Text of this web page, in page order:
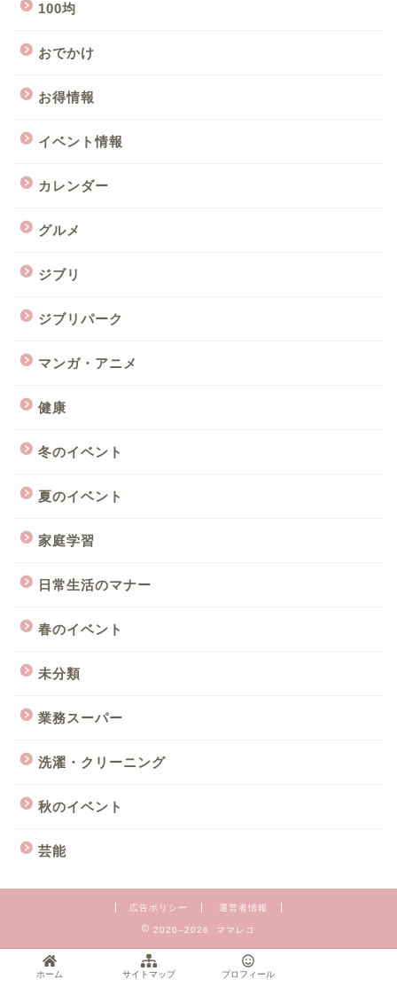
100均
おでかけ
お得情報
イベント情報
カレンダー
グルメ
ジブリ
ジブリパーク
マンガ・アニメ
健康
冬のイベント
夏のイベント
家庭学習
日常生活のマナー
春のイベント
未分類
業務スーパー
洗濯・クリーニング
秋のイベント
芸能
広告ポリシー 運営者情報
2020–2026 ママレコ
ホーム サイトマップ プロフィール